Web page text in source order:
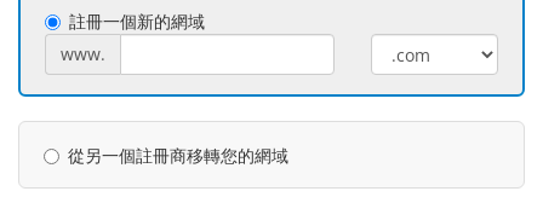
註冊一個新的網域
www.
從另一個註冊商移轉您的網域